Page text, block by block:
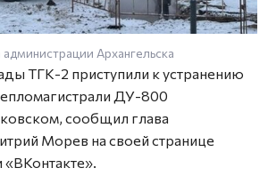
Архангельска
ТГК-2 приступили к устранению
ДУ-800
сообщил глава
Морев на своей странице
«ВКонтакте».